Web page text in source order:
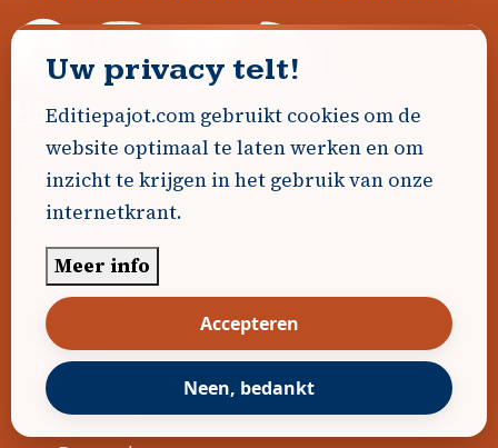
Heeft U nieuws te melden?
Voet
Gemeenten
Affligem
Asse
Beersel
Bever
Dilbeek
Uw privacy telt!
Editiepajot.com gebruikt cookies om de
website optimaal te laten werken en om
inzicht te krijgen in het gebruik van onze
internetkrant.
Meer info
Accepteren
Neen, bedankt